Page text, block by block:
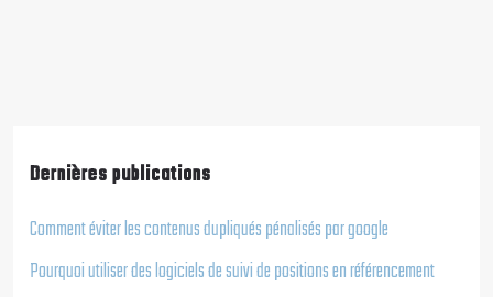
Dernières publications
Comment éviter les contenus dupliqués pénalisés par google
Pourquoi utiliser des logiciels de suivi de positions en référencement